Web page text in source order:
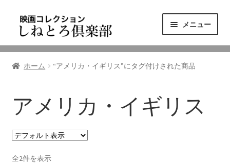
ゲ
シ
キ
プ
テ
ツ
プ
メニュー
ニュース
東三河の映画館
しねとろ倶楽部について
リンクの旅
ホーム “アメリカ・イギリス”にタグ付けされた商品
アメリカ・イギリス
全2件を表示